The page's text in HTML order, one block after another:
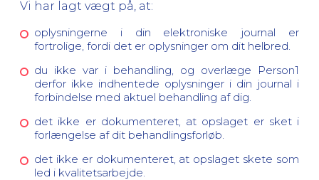
Vi har lagt vægt på, at:
oplysningerne i din elektroniske journal er
fortrolige, fordi det er oplysninger om dit helbred.
du ikke var i behandling, og overlæge Person1
derfor ikke indhentede oplysninger i din journal i
forbindelse med aktuel behandling af dig.
det ikke er dokumenteret, at opslaget er sket i
forlængelse af dit behandlingsforløb.
det ikke er dokumenteret, at opslaget skete som
led i kvalitetsarbejde.